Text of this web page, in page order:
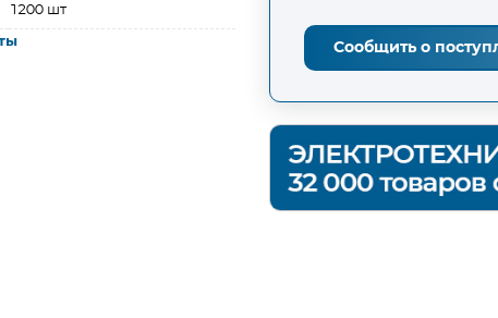
1200 шт
Сообщить о